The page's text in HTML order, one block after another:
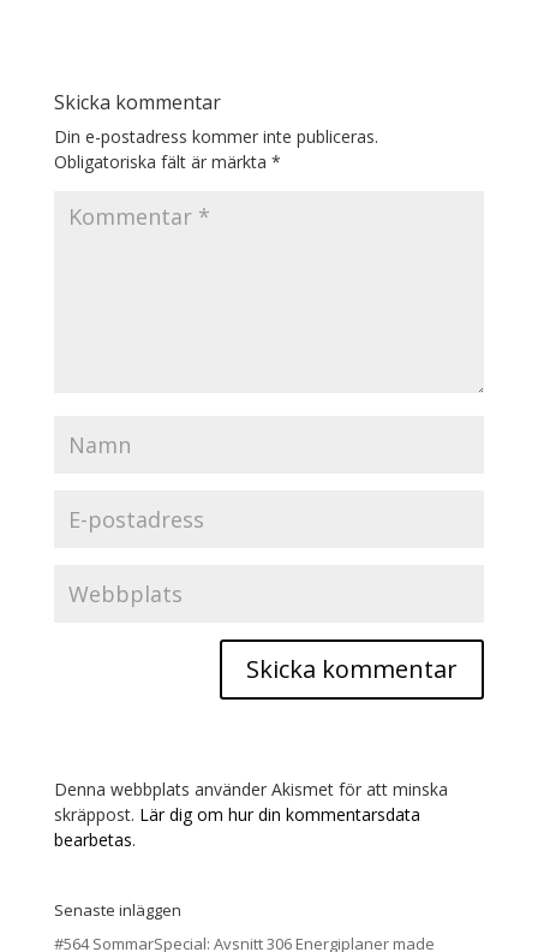
Skicka kommentar
Din e-postadress kommer inte publiceras.
Obligatoriska fält är märkta *
Denna webbplats använder Akismet för att minska
skräppost. Lär dig om hur din kommentarsdata
bearbetas.
Senaste inläggen
#564 SommarSpecial: Avsnitt 306 Energiplaner made